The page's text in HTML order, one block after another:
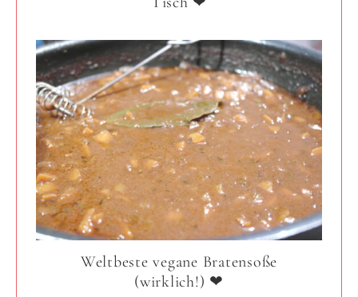
Weltbeste vegane Bratensoße
(wirklich!) ❤